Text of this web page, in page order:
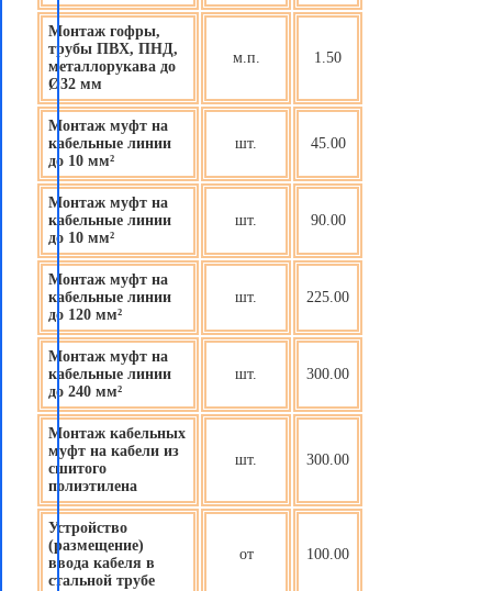
Монтаж гофры,
трубы ПВХ, ПНД,
металлорукава до
Ø32 мм
м.п. 1.50
Монтаж муфт на
кабельные линии
до 10 мм²
шт. 45.00
Монтаж муфт на
кабельные линии
до 10 мм²
шт. 90.00
Монтаж муфт на
кабельные линии
до 120 мм²
шт. 225.00
Монтаж муфт на
кабельные линии
до 240 мм²
шт. 300.00
Монтаж кабельных
муфт на кабели из
сшитого
полиэтилена
шт. 300.00
Устройство
(размещение)
ввода кабеля в
стальной трубе
от 100.00